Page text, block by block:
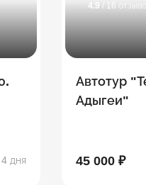
4 дня
4.9 / 16
Автотур
Адыгеи"
45 000 ₽